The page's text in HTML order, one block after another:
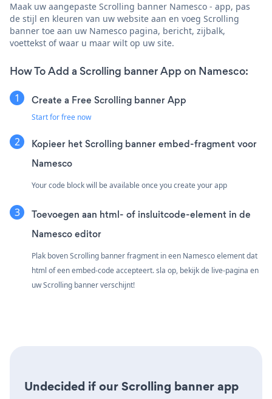
Maak uw aangepaste Scrolling banner Namesco - app, pas
de stijl en kleuren van uw website aan en voeg Scrolling
banner toe aan uw Namesco pagina, bericht, zijbalk,
voettekst of waar u maar wilt op uw site.
How To Add a Scrolling banner App on Namesco:
Create a Free Scrolling banner App
Start for free now
Kopieer het Scrolling banner embed-fragment voor
Namesco
Your code block will be available once you create your app
Toevoegen aan html- of insluitcode-element in de
Namesco editor
Plak boven Scrolling banner fragment in een Namesco element dat
html of een embed-code accepteert. sla op, bekijk de live-pagina en
uw Scrolling banner verschijnt!
Undecided if our Scrolling banner app